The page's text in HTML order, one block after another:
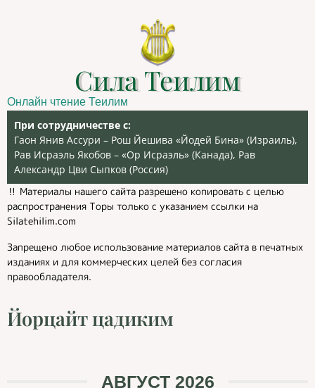
Сила Теилим
Онлайн чтение Теилим
При сотрудничестве с:
Гаон Янив Ассури – Рош Йешива «Йодей Бина» (Израиль),
Рав Исраэль Якобов – «Ор Исраэль» (Канада), Рав
Александр Цви Сыпков (Россия)
‼️ Материалы нашего сайта разрешено копировать с целью
распространения Торы только с указанием ссылки на
Silatehilim.com
Запрещено любое использование материалов сайта в печатных
изданиях и для коммерческих целей без согласия
правообладателя.
Йорцайт цадиким
АВГУСТ 2026